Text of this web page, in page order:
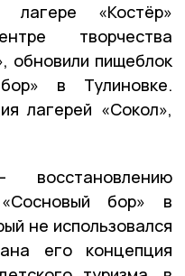
«Костёр»
творчества
обновили пищеблок
в Тулиновке.
лагерей «Сокол»,
бор» в
не использовался
его концепция